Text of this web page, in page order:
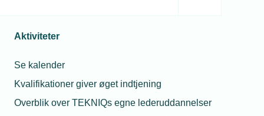
Aktiviteter
Se kalender
Kvalifikationer giver øget indtjening
Overblik over TEKNIQs egne lederuddannelser